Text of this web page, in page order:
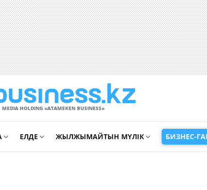
MEDIA HOLDING «ATAMEKЕN BUSINESS»
ЕЛДЕ ЖЫЛЖЫМАЙТЫН МҮЛІК БИЗНЕС-